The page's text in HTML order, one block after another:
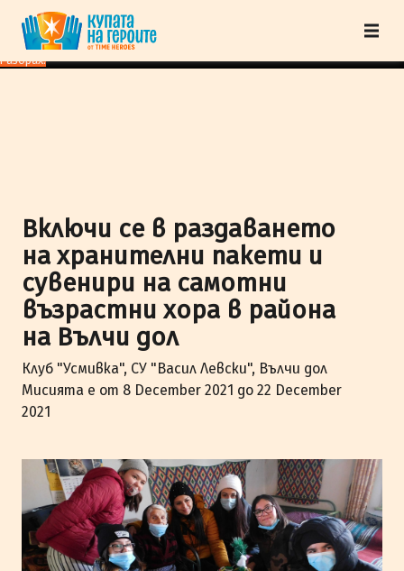
"Купата на героите" от TimeHeroes ползва cookies, за да осигурим по-
добро представяне на сайта и да подобрим Вашето преживяване.Научи
повече
Разбрах!
Включи се в раздаването
на хранителни пакети и
сувенири на самотни
възрастни хора в района
на Вълчи дол
Клуб "Усмивка", СУ "Васил Левски", Вълчи дол
Мисията е от 8 December 2021 до 22 December
2021